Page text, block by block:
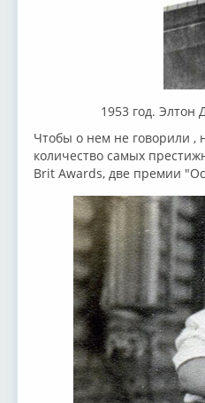
1953 год. Элтон
Чтобы о нем не говорили ,
количество самых
Brit Awards, две премии